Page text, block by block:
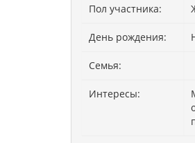
Пол участника:
День рождения:
Семья:
Интересы: